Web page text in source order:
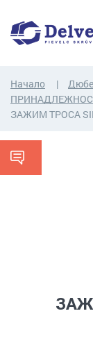
Начало
ЗАЖИМ ТРОСА